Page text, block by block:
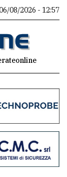
08/2026 - 12:57